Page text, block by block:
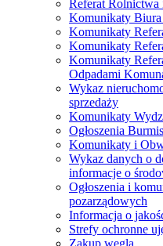
Referat
Komunikaty
Komunikaty
Komunikaty
Komunikaty
Odpadami
Wykaz
sprzedaży
Komunikaty
Ogłoszenia
Komunikaty i
Wykaz danych o
informacje o
Ogłoszenia i
pozarządowych
Informacja o
Strefy ochronne
Zakup węgla